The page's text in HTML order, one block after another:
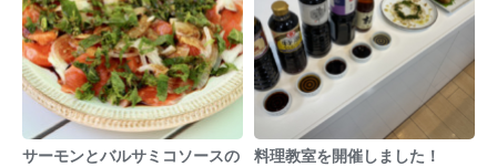
サーモンとバルサミコソースの
料理教室を開催しました！